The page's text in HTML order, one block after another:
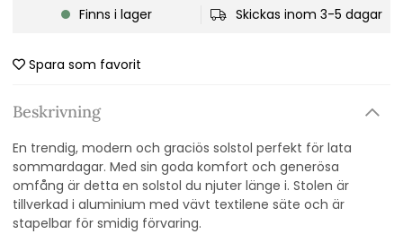
Finns i lager Skickas inom 3-5 dagar
Spara som favorit
Beskrivning
En trendig, modern och graciös solstol perfekt för lata
sommardagar. Med sin goda komfort och generösa
omfång är detta en solstol du njuter länge i. Stolen är
tillverkad i aluminium med vävt textilene säte och är
stapelbar för smidig förvaring.